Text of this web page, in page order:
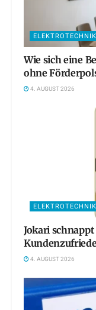
ELEKTROTECHNIK
Wie sich eine
ohne
4. AUGUST 2026
ELEKTROTECHNIK
Jokari
4. AUGUST 2026